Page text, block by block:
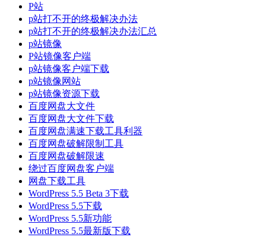
P站
p站打不开的终极解决办法
p站打不开的终极解决办法汇总
p站镜像
P站镜像客户端
p站镜像客户端下载
p站镜像网站
p站镜像资源下载
百度网盘大文件
百度网盘大文件下载
百度网盘满速下载工具利器
百度网盘破解限制工具
百度网盘破解限速
绕过百度网盘客户端
网盘下载工具
WordPress 5.5 Beta 3下载
WordPress 5.5下载
WordPress 5.5新功能
WordPress 5.5最新版下载